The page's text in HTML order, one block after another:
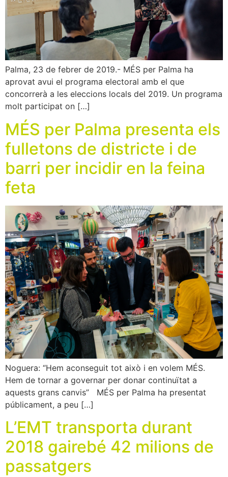
Palma, 23 de febrer de 2019.- MÉS per Palma ha
aprovat avui el programa electoral amb el que
concorrerà a les eleccions locals del 2019. Un programa
molt participat on […]
MÉS per Palma presenta els
fulletons de districte i de
barri per incidir en la feina
feta
Noguera: “Hem aconseguit tot això i en volem MÉS.
Hem de tornar a governar per donar continuïtat a
aquests grans canvis” MÉS per Palma ha presentat
públicament, a peu […]
L’EMT transporta durant
2018 gairebé 42 milions de
passatgers